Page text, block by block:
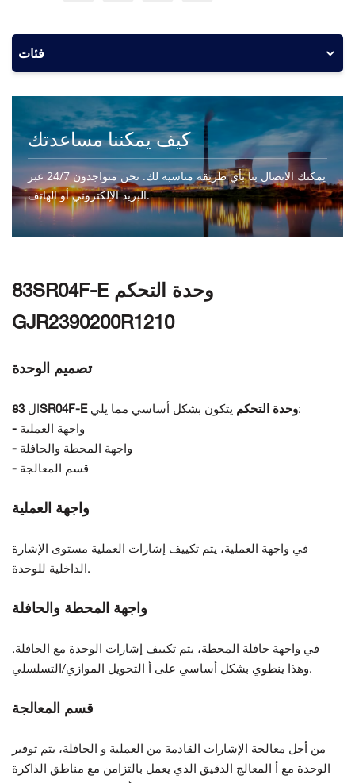
فئات
كيف يمكننا مساعدتك
يمكنك الاتصال بنا بأي طريقة مناسبة لك. نحن متواجدون 24/7 عبر
البريد الإلكتروني أو الهاتف.
اتصل بنا
83SR04F-E وحدة التحكم
GJR2390200R1210
تصميم الوحدة
ال 83SR04F-E وحدة التحكميتكون بشكل أساسي مما يلي:
- واجهة العملية
- واجهة المحطة والحافلة
- قسم المعالجة
واجهة العملية
في واجهة العملية، يتم تكييف إشارات العملية مستوى الإشارة
الداخلية للوحدة.
واجهة المحطة والحافلة
في واجهة حافلة المحطة، يتم تكييف إشارات الوحدة مع
الحافلة.
وهذا ينطوي بشكل أساسي على أالتحويل الموازي/التسلسلي.
قسم المعالجة
من أجل معالجة الإشارات القادمة من العملية و
الحافلة، يتم توفير
الوحدة مع أ
المعالج الدقيق الذي يعمل بالتزامن مع مناطق الذاكرة